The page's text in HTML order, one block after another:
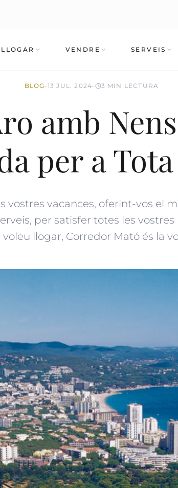
LLOGAR VENDRE SERVEIS
BLOG •13 JUL. 2024• 3 MIN LECTURA
amb
per a
vostres vacances, oferint-vos el
per satisfer totes les vostres
llogar, Corredor Mató és la